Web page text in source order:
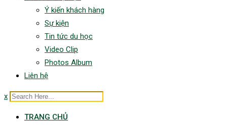
Ý kiến khách hàng
Sự kiện
Tin tức du học
Video Clip
Photos Album
Liên hệ
x
TRANG CHỦ